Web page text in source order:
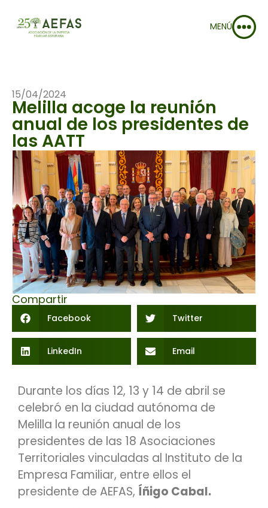
MENÚ
15/04/2024
Melilla acoge la reunión
anual de los presidentes de
las AATT
Compartir
Facebook Twitter
LinkedIn Email
Durante los días 12, 13 y 14 de abril se
celebró en la ciudad autónoma de
Melilla la reunión anual de los
presidentes de las 18 Asociaciones
Territoriales vinculadas al Instituto de la
Empresa Familiar, entre ellos el
presidente de AEFAS, Íñigo Cabal.